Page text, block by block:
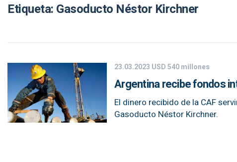
Etiqueta: Gasoducto Néstor Kirchner
23.03.2023 USD 540 millones
Argentina recibe fondos
El dinero recibido de la CAF
Gasoducto Néstor Kirchner.